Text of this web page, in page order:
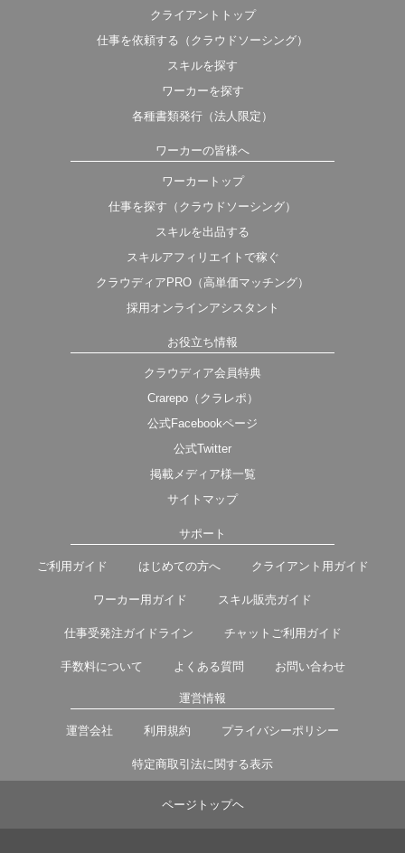
クライアントトップ
仕事を依頼する（クラウドソーシング）
スキルを探す
ワーカーを探す
各種書類発行（法人限定）
ワーカーの皆様へ
ワーカートップ
仕事を探す（クラウドソーシング）
スキルを出品する
スキルアフィリエイトで稼ぐ
クラウディアPRO（高単価マッチング）
採用オンラインアシスタント
お役立ち情報
クラウディア会員特典
Crarepo（クラレポ）
公式Facebookページ
公式Twitter
掲載メディア様一覧
サイトマップ
サポート
ご利用ガイド はじめての方へ クライアント用ガイド
ワーカー用ガイド スキル販売ガイド
仕事受発注ガイドライン チャットご利用ガイド
手数料について よくある質問 お問い合わせ
運営情報
運営会社 利用規約 プライバシーポリシー
特定商取引法に関する表示
ページトップヘ